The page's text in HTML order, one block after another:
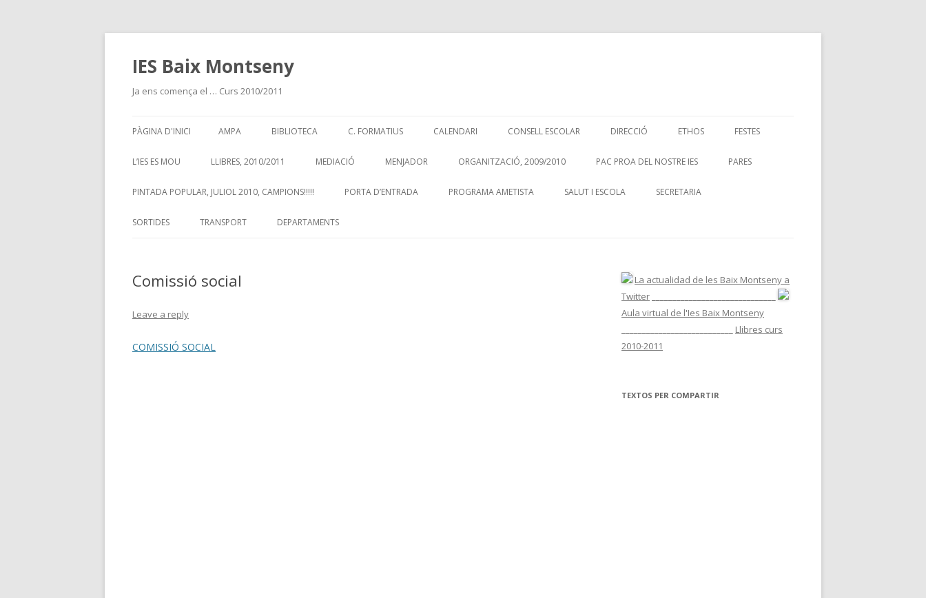
IES Baix Montseny
Ja ens comença el … Curs 2010/2011
to
PÀGINA D'INICI AMPA BIBLIOTECA C. FORMATIUS CALENDARI CONSELL ESCOLAR DIRECCIÓ ETHOS FESTES
L’IES ES MOU LLIBRES, 2010/2011 MEDIACIÓ MENJADOR ORGANITZACIÓ, 2009/2010 PAC PROA DEL NOSTRE IES PARES
PINTADA POPULAR, JULIOL 2010, CAMPIONS!!!!! PORTA D’ENTRADA PROGRAMA AMETISTA SALUT I ESCOLA SECRETARIA
SORTIDES TRANSPORT DEPARTAMENTS
Comissió social
Leave a reply
COMISSIÓ SOCIAL
La actualidad de les Baix Montseny a
Twitter
Aula virtual de l'Ies Baix Montseny
Llibres curs
2010-2011
TEXTOS PER COMPARTIR